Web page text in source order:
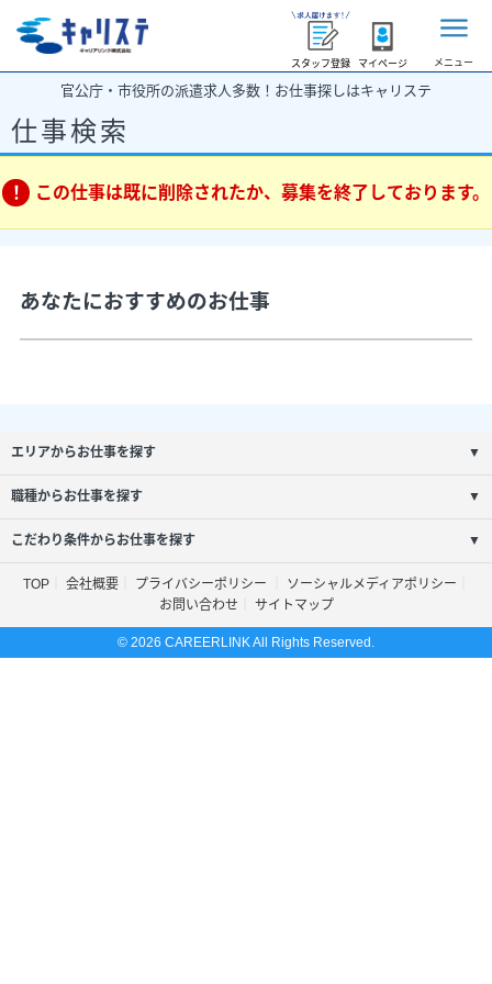
スタッフ登録 マイページ メニュー
官公庁・市役所の派遣求人多数！お仕事探しはキャリステ
仕事検索
この仕事は既に削除されたか、募集を終了しております。
あなたにおすすめのお仕事
エリアからお仕事を探す ▼
職種からお仕事を探す ▼
こだわり条件からお仕事を探す ▼
TOP 会社概要 プライバシーポリシー
ソーシャルメディアポリシー
お問い合わせ
サイトマップ
© 2026 CAREERLINK All Rights Reserved.